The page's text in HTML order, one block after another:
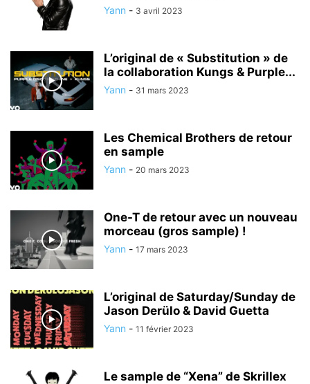
Yann - 3 avril 2023
L’original de « Substitution » de
la collaboration Kungs & Purple...
Yann - 31 mars 2023
Les Chemical Brothers de retour
en sample
Yann - 20 mars 2023
One-T de retour avec un nouveau
morceau (gros sample) !
Yann - 17 mars 2023
L’original de Saturday/Sunday de
Jason Derülo & David Guetta
Yann - 11 février 2023
Le sample de “Xena” de Skrillex